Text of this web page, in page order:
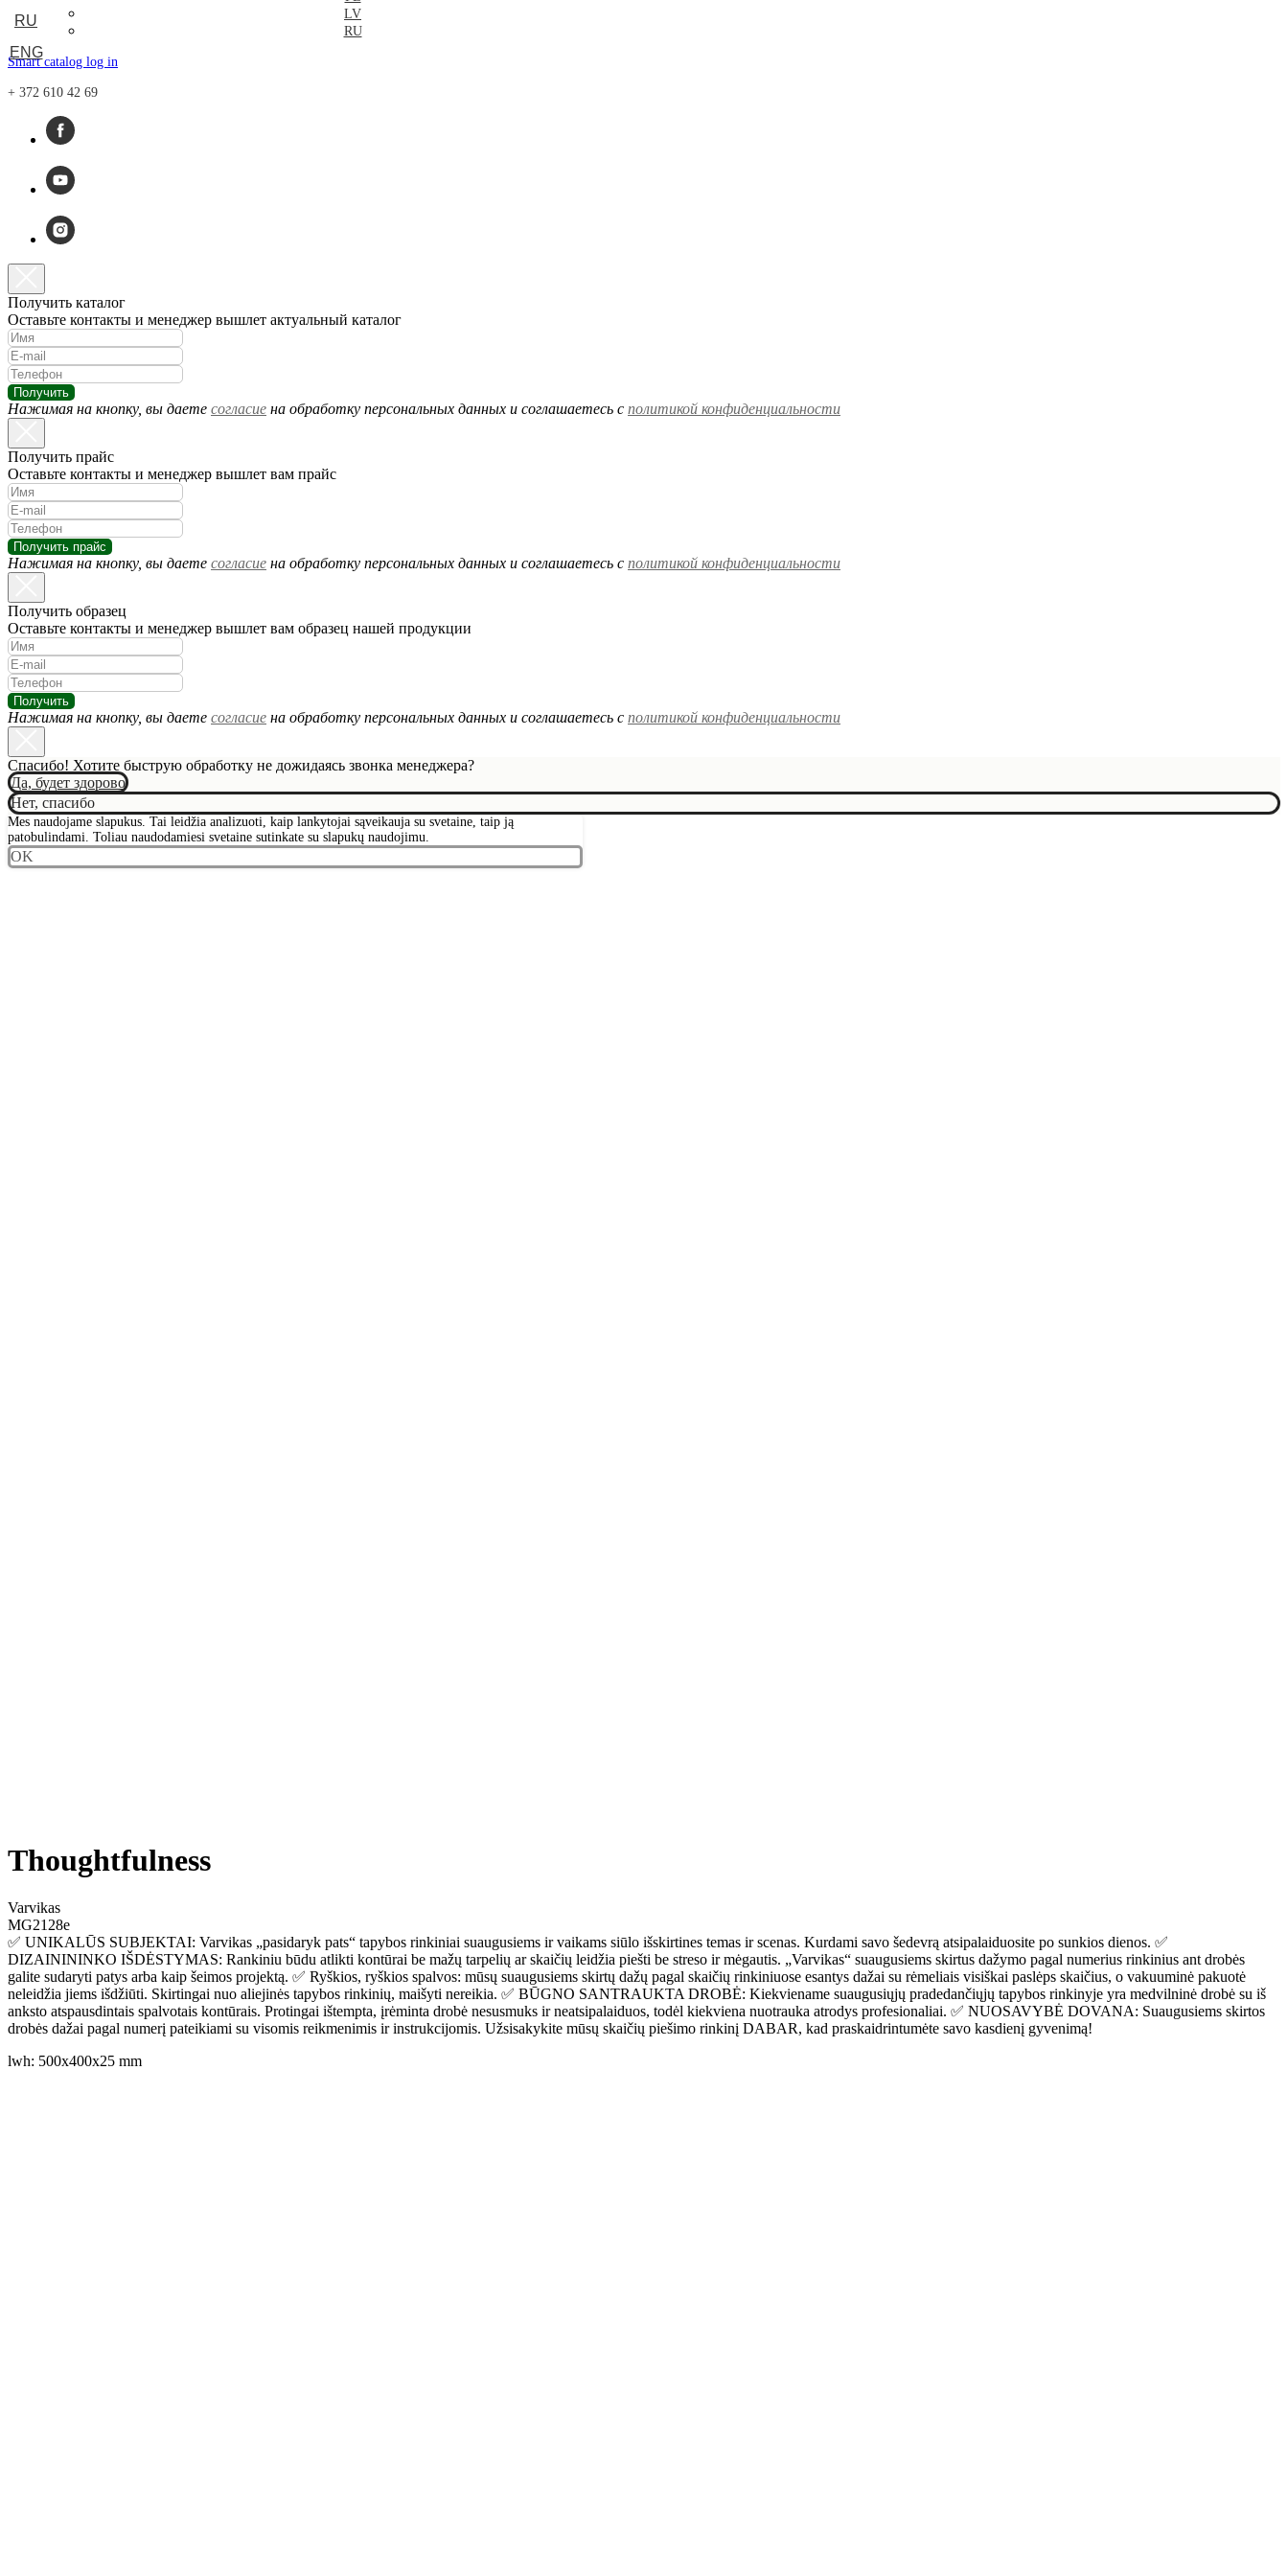
RU
ENG
LV
RU
Smart catalog log in
+ 372 610 42 69
Получить каталог
Оставьте контакты и менеджер вышлет актуальный каталог
Получить
Нажимая на кнопку, вы даете согласие на обработку персональных данных и соглашаетесь c политикой конфиденциальности
Получить прайс
Оставьте контакты и менеджер вышлет вам прайс
Получить прайс
Нажимая на кнопку, вы даете согласие на обработку персональных данных и соглашаетесь c политикой конфиденциальности
Получить образец
Оставьте контакты и менеджер вышлет вам образец нашей продукции
Получить
Нажимая на кнопку, вы даете согласие на обработку персональных данных и соглашаетесь c политикой конфиденциальности
Спасибо! Хотите быструю обработку не дожидаясь звонка менеджера?
Да, будет здорово
Нет, спасибо
Mes naudojame slapukus. Tai leidžia analizuoti, kaip lankytojai sąveikauja su svetaine, taip ją
patobulindami. Toliau naudodamiesi svetaine sutinkate su slapukų naudojimu.
OK
Thoughtfulness
Varvikas
MG2128e
✅ UNIKALŪS SUBJEKTAI: Varvikas „pasidaryk pats“ tapybos rinkiniai suaugusiems ir vaikams siūlo išskirtines temas ir scenas. Kurdami savo šedevrą atsipalaiduosite po sunkios dienos. ✅
DIZAINININKO IŠDĖSTYMAS: Rankiniu būdu atlikti kontūrai be mažų tarpelių ar skaičių leidžia piešti be streso ir mėgautis. „Varvikas“ suaugusiems skirtus dažymo pagal numerius rinkinius ant drobės
galite sudaryti patys arba kaip šeimos projektą. ✅ Ryškios, ryškios spalvos: mūsų suaugusiems skirtų dažų pagal skaičių rinkiniuose esantys dažai su rėmeliais visiškai paslėps skaičius, o vakuuminė pakuotė
neleidžia jiems išdžiūti. Skirtingai nuo aliejinės tapybos rinkinių, maišyti nereikia. ✅ BŪGNO SANTRAUKTA DROBĖ: Kiekviename suaugusiųjų pradedančiųjų tapybos rinkinyje yra medvilninė drobė su iš
anksto atspausdintais spalvotais kontūrais. Protingai ištempta, įrėminta drobė nesusmuks ir neatsipalaiduos, todėl kiekviena nuotrauka atrodys profesionaliai. ✅ NUOSAVYBĖ DOVANA: Suaugusiems skirtos
drobės dažai pagal numerį pateikiami su visomis reikmenimis ir instrukcijomis. Užsisakykite mūsų skaičių piešimo rinkinį DABAR, kad praskaidrintumėte savo kasdienį gyvenimą!
lwh: 500x400x25 mm